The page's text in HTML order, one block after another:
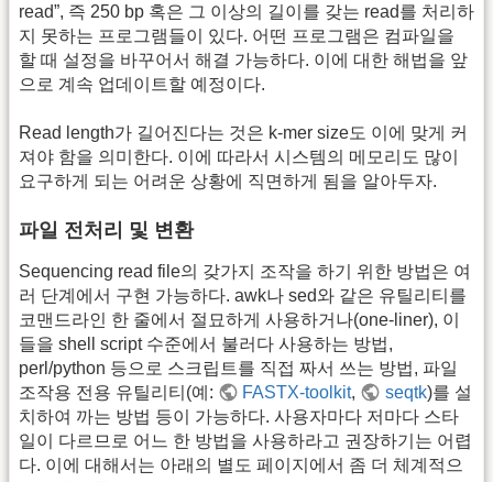
read”, 즉 250 bp 혹은 그 이상의 길이를 갖는 read를 처리하
지 못하는 프로그램들이 있다. 어떤 프로그램은 컴파일을
할 때 설정을 바꾸어서 해결 가능하다. 이에 대한 해법을 앞
으로 계속 업데이트할 예정이다.
Read length가 길어진다는 것은 k-mer size도 이에 맞게 커
져야 함을 의미한다. 이에 따라서 시스템의 메모리도 많이
요구하게 되는 어려운 상황에 직면하게 됨을 알아두자.
파일 전처리 및 변환
Sequencing read file의 갖가지 조작을 하기 위한 방법은 여
러 단계에서 구현 가능하다. awk나 sed와 같은 유틸리티를
코맨드라인 한 줄에서 절묘하게 사용하거나(one-liner), 이
들을 shell script 수준에서 불러다 사용하는 방법,
perl/python 등으로 스크립트를 직접 짜서 쓰는 방법, 파일
조작용 전용 유틸리티(예:
FASTX-toolkit, seqtk)를 설
치하여 까는 방법 등이 가능하다. 사용자마다 저마다 스타
일이 다르므로 어느 한 방법을 사용하라고 권장하기는 어렵
다. 이에 대해서는 아래의 별도 페이지에서 좀 더 체계적으